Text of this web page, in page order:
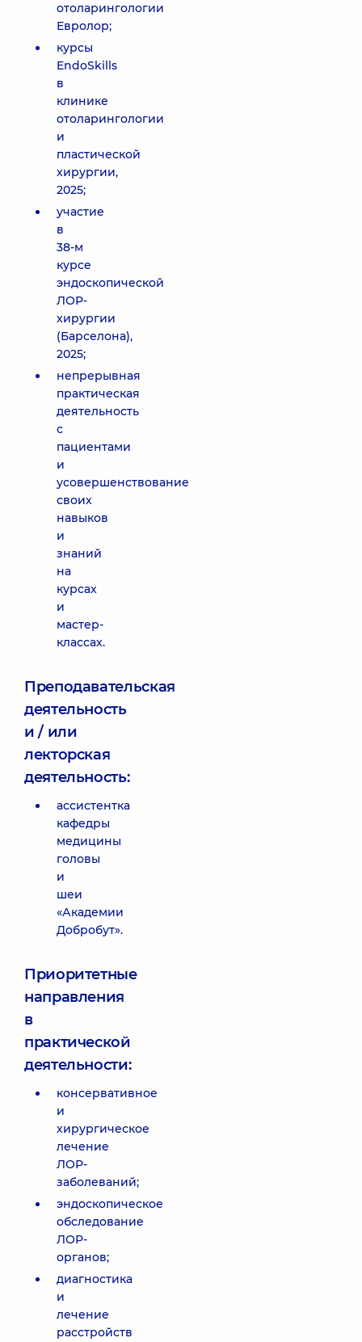
отоларингологии
Евролор;
курсы
EndoSkills
в
клинике
отоларингологии
и
пластической
хирургии,
2025;
участие
в
38-м
курсе
эндоскопической
ЛОР-
хирургии
(Барселона),
2025;
непрерывная
практическая
деятельность
с
пациентами
и
усовершенствование
своих
навыков
и
знаний
на
курсах
и
мастер-
классах.
Преподавательская
деятельность
и / или
лекторская
деятельность:
ассистентка
кафедры
медицины
головы
и
шеи
«Академии
Добробут».
Приоритетные
направления
в
практической
деятельности:
консервативное
и
хирургическое
лечение
ЛОР-
заболеваний;
эндоскопическое
обследование
ЛОР-
органов;
диагностика
и
лечение
расстройств